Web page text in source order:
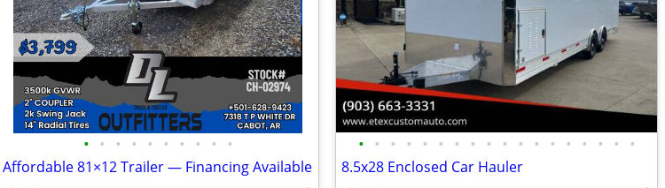
• • • • • • • • • •
Affordable 81×12 Trailer — Financing Available
• • • • • • • • • • • • • • • • • •
8.5x28 Enclosed Car Hauler